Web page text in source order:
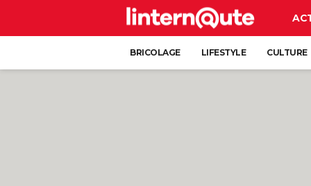
BRICOLAGE LIFESTYLE CULTURE